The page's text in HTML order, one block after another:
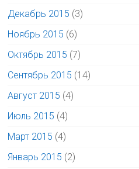
Декабрь 2015 (3)
Ноябрь 2015 (6)
Октябрь 2015 (7)
Сентябрь 2015 (14)
Август 2015 (4)
Июль 2015 (4)
Март 2015 (4)
Январь 2015 (2)